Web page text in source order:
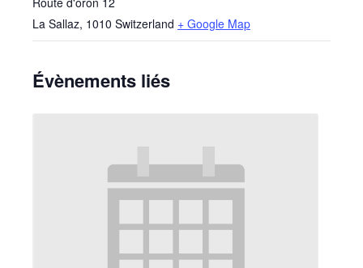
La Sallaz, 1010 Switzerland + Google Map
Évènements liés